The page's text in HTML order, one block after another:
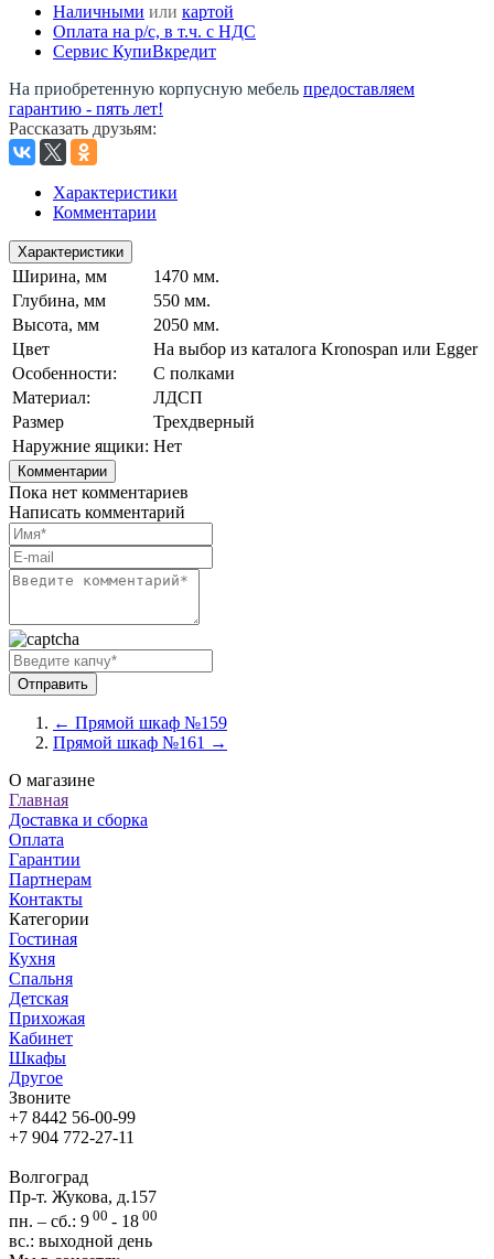
Наличными или картой
Оплата на р/c, в т.ч. с НДС
Сервис КупиВкредит
На приобретенную корпусную мебель предоставляем
гарантию - пять лет!
Рассказать друзьям:
Характеристики
Комментарии
Характеристики
Ширина, мм
1470 мм.
Глубина, мм
550 мм.
Высота, мм
2050 мм.
Цвет
На выбор из каталога Kronospan или Egger
Особенности:
С полками
Материал:
ЛДСП
Размер
Трехдверный
Наружние ящики: Нет
Комментарии
Пока нет комментариев
Написать комментарий
← Прямой шкаф №159
Прямой шкаф №161 →
О магазине
Главная
Доставка и сборка
Оплата
Гарантии
Партнерам
Контакты
Категории
Гостиная
Кухня
Спальня
Детская
Прихожая
Кабинет
Шкафы
Другое
Звоните
+7 8442 56-00-99
+7 904 772-27-11
Волгоград
Пр-т. Жукова, д.157
пн. – сб.: 9 00 - 18 00
вс.: выходной день